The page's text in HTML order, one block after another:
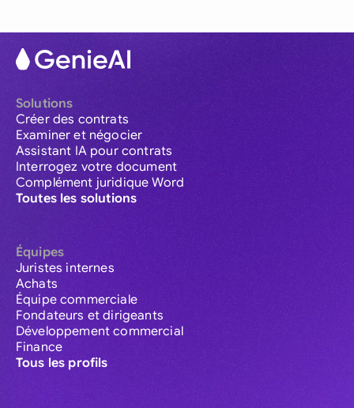
Solutions
Créer des contrats
Examiner et négocier
Assistant IA pour contrats
Interrogez votre document
Complément juridique Word
Toutes les solutions
Équipes
Juristes internes
Achats
Équipe commerciale
Fondateurs et dirigeants
Développement commercial
Finance
Tous les profils